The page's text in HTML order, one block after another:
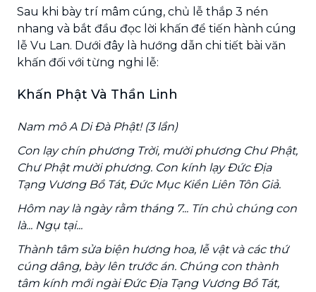
Sau khi bày trí mâm cúng, chủ lễ thắp 3 nén
nhang và bắt đầu đọc lời khấn để tiến hành cúng
lễ Vu Lan. Dưới đây là hướng dẫn chi tiết bài văn
khấn đối với từng nghi lễ:
Khấn Phật Và Thần Linh
Nam mô A Di Đà Phật! (3 lần)
Con lạy chín phương Trời, mười phương Chư Phật,
Chư Phật mười phương. Con kính lạy Đức Địa
Tạng Vương Bồ Tát, Đức Mục Kiền Liên Tôn Giả.
Hôm nay là ngày rằm tháng 7... Tín chủ chúng con
là... Ngụ tại...
Thành tâm sửa biện hương hoa, lễ vật và các thứ
cúng dâng, bày lên trước án. Chúng con thành
tâm kính mới ngài Đức Địa Tạng Vương Bồ Tát,